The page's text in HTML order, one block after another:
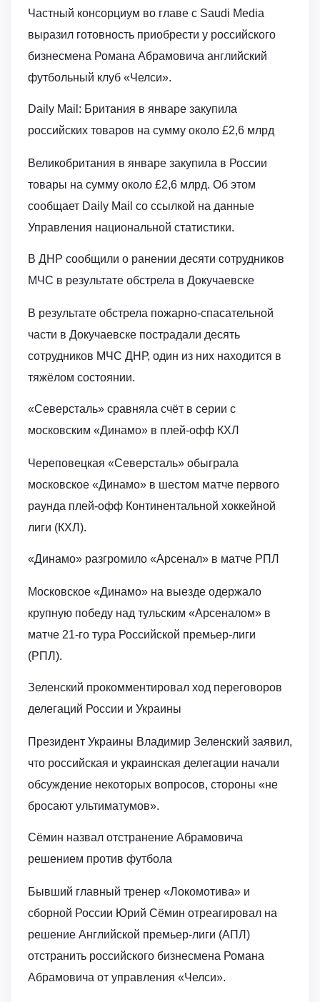
Частный консорциум во главе с Saudi Media
выразил готовность приобрести у российского
бизнесмена Романа Абрамовича английский
футбольный клуб «Челси».
Daily Mail: Британия в январе закупила
российских товаров на сумму около £2,6 млрд
Великобритания в январе закупила в России
товары на сумму около £2,6 млрд. Об этом
сообщает Daily Mail со ссылкой на данные
Управления национальной статистики.
В ДНР сообщили о ранении десяти сотрудников
МЧС в результате обстрела в Докучаевске
В результате обстрела пожарно-спасательной
части в Докучаевске пострадали десять
сотрудников МЧС ДНР, один из них находится в
тяжёлом состоянии.
«Северсталь» сравняла счёт в серии с
московским «Динамо» в плей-офф КХЛ
Череповецкая «Северсталь» обыграла
московское «Динамо» в шестом матче первого
раунда плей-офф Континентальной хоккейной
лиги (КХЛ).
«Динамо» разгромило «Арсенал» в матче РПЛ
Московское «Динамо» на выезде одержало
крупную победу над тульским «Арсеналом» в
матче 21-го тура Российской премьер-лиги
(РПЛ).
Зеленский прокомментировал ход переговоров
делегаций России и Украины
Президент Украины Владимир Зеленский заявил,
что российская и украинская делегации начали
обсуждение некоторых вопросов, стороны «не
бросают ультиматумов».
Сёмин назвал отстранение Абрамовича
решением против футбола
Бывший главный тренер «Локомотива» и
сборной России Юрий Сёмин отреагировал на
решение Английской премьер-лиги (АПЛ)
отстранить российского бизнесмена Романа
Абрамовича от управления «Челси».